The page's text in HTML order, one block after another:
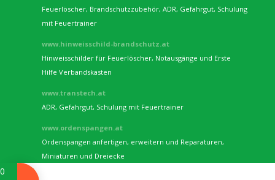
Feuerlöscher, Brandschutzzubehör, ADR, Gefahrgut, Schulung
mit Feuertrainer
www.hinweisschild-brandschutz.at
Hinweisschilder für Feuerlöscher, Notausgänge und Erste
Hilfe Verbandskasten
www.transtech.at
ADR, Gefahrgut, Schulung mit Feuertrainer
www.ordenspangen.at
Ordenspangen anfertigen, erweitern und Reparaturen,
Miniaturen und Dreiecke
0